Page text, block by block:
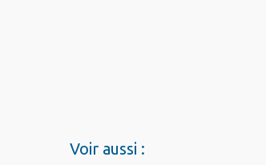
Voir aussi :